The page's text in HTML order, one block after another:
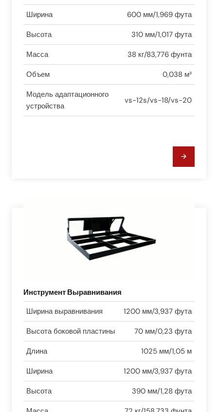
Ширина 600 мм/1,969 фута
Высота 310 мм/1,017 фута
Масса 38 кг/83,776 фунта
Объем 0,038 м³
Модель адаптационного
устройства
vs-12s/vs-18/vs-20
Инструмент Выравнивания
Ширина выравнивания 1200 мм/3,937 фута
Высота боковой пластины 70 мм/0,23 фута
Длина 1025 мм/1,05 м
Ширина 1200 мм/3,937 фута
Высота 390 мм/1,28 фута